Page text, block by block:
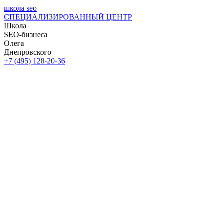
школа seo
СПЕЦИАЛИЗИРОВАННЫЙ ЦЕНТР
Школа
SEO-бизнеса
Олега
Днепровского
+7 (495) 128-20-36